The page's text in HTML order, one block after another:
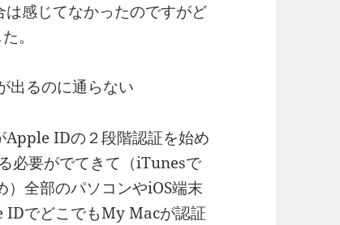
感じてなかったのですがど
。
出るのに通らない
Apple IDの２段階認証を始め
必要がでてきて（iTunesで
全部のパソコンやiOS端末
IDでどこでもMy Macが認証